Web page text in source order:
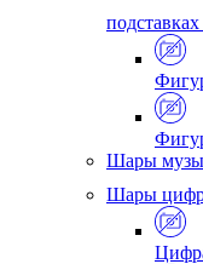
подставках
Шары
Шары